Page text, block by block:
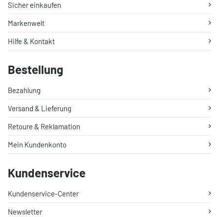
Sicher einkaufen
Markenwelt
Hilfe & Kontakt
Bestellung
Bezahlung
Versand & Lieferung
Retoure & Reklamation
Mein Kundenkonto
Kundenservice
Kundenservice-Center
Newsletter